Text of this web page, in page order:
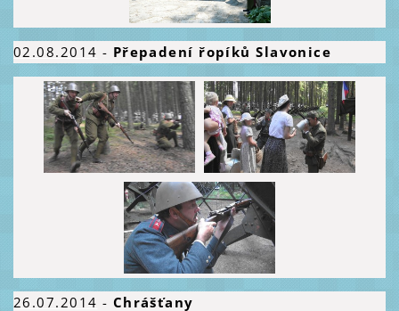
02.08.2014 - Přepadení řopíků Slavonice
26.07. 2014 - Chrášťany